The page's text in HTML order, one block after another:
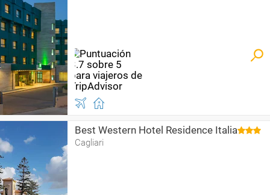
Best Western Hotel Residence Italia
Cagliari